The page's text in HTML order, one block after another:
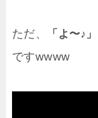
ただ、 「よ〜♪」
ですwwww